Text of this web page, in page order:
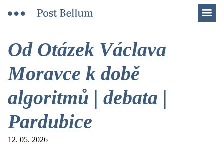
Od Otázek Václava
Moravce k době
algoritmů | debata |
Pardubice
12. 05. 2026